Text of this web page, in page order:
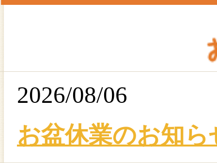
2026/08/06
お盆休業のお知ら